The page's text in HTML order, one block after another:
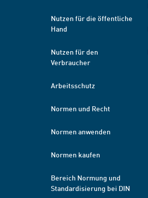
Nutzen für die öffentliche
Hand
Nutzen für den
Verbraucher
Arbeitsschutz
Normen und Recht
Normen anwenden
Normen kaufen
Bereich Normung und
Standardisierung bei DIN